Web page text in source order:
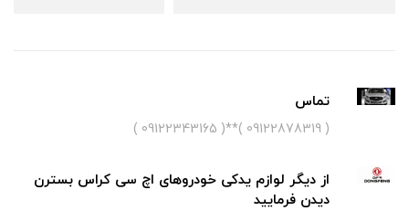
تماس
( 09122878319 )**( 09122343165 )
از دیگر لوازم یدکی خودروهای اچ سی کراس بسترن
دیدن فرمایید